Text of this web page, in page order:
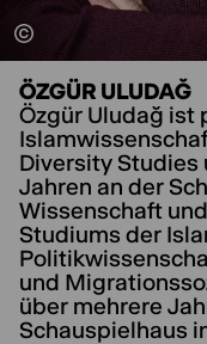
ÖZGÜR ULUDAĞ
Özgür Uludağ ist
Diversity
Jahren an der
Wissenschaft
Studiums der
und
über mehrere
Schauspielhaus